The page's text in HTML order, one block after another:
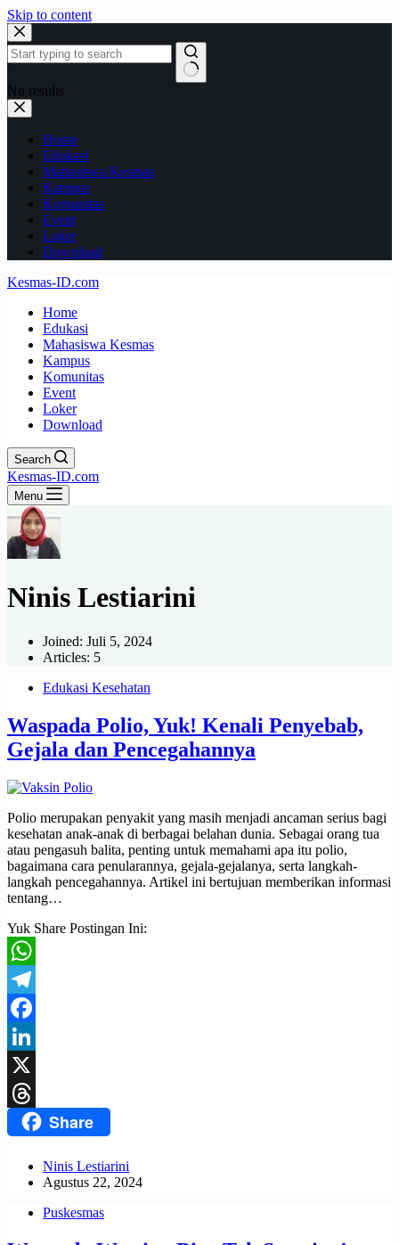
Skip to content
No results
Home
Edukasi
Mahasiswa Kesmas
Kampus
Komunitas
Event
Loker
Download
Kesmas-ID.com
Home
Edukasi
Mahasiswa Kesmas
Kampus
Komunitas
Event
Loker
Download
Search
Kesmas-ID.com
Menu
Ninis Lestiarini
Joined: Juli 5, 2024
Articles: 5
Edukasi Kesehatan
Waspada Polio, Yuk! Kenali Penyebab,
Gejala dan Pencegahannya
Polio merupakan penyakit yang masih menjadi ancaman serius bagi
kesehatan anak-anak di berbagai belahan dunia. Sebagai orang tua
atau pengasuh balita, penting untuk memahami apa itu polio,
bagaimana cara penularannya, gejala-gejalanya, serta langkah-
langkah pencegahannya. Artikel ini bertujuan memberikan informasi
tentang…
Yuk Share Postingan Ini:
WhatsApp
Telegram
Facebook
LinkedIn
X
ThreadsShare
Ninis Lestiarini
Agustus 22, 2024
Puskesmas